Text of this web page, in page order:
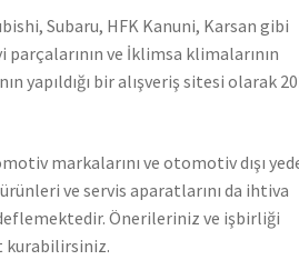
Subaru, HFK Kanuni, Karsan gibi
ve İklimsa klimalarının
yapıldığı bir alışveriş sitesi olarak
markalarını ve otomotiv dışı
ve servis aparatlarını da ihtiva
Önerileriniz ve işbirliği